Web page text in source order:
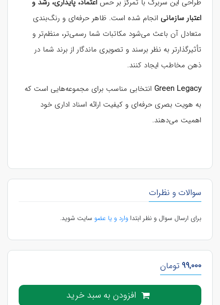
طراحی این سربرگ با تمرکز بر حس اعتماد، پایداری، رشد و
اعتبار سازمانی انجام شده است. ظاهر حرفه‌ای و رنگ‌بندی
متعادل آن باعث می‌شود مکاتبات شما رسمی‌تر، منظم‌تر و
تأثیرگذارتر به نظر برسند و تصویری ماندگار از برند شما در
ذهن مخاطب ایجاد کنند.
Green Legacy انتخابی مناسب برای مجموعه‌هایی است که
به هویت بصری حرفه‌ای و کیفیت ارائه اسناد اداری خود
اهمیت می‌دهند.
سوالات و نظرات
برای ارسال سوال و نظر ابتداوارد و یا عضو سایت شوید.
99,000 تومان
افزودن به سبد خرید